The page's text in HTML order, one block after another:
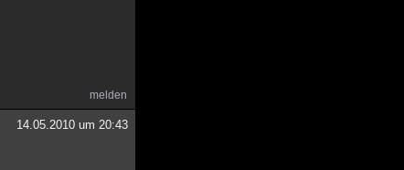
melden
14.05.2010 um 20:43